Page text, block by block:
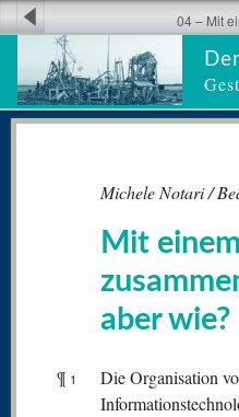
04 – Mit
Michele Notari /
Mit
aber wie?
¶ 1
Die Organisation